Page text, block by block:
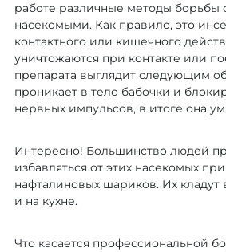
работе различные методы борьбы
насекомыми. Как правило, это
контактного или кишечного
уничтожаются при контакте или
препарата выглядит следующим
проникает в тело бабочки и
нервных импульсов, в итоге она
Интересно! Большинство людей
избавляться от этих насекомых
нафталиновых шариков. Их
и на кухне.
Что касается профессиональной